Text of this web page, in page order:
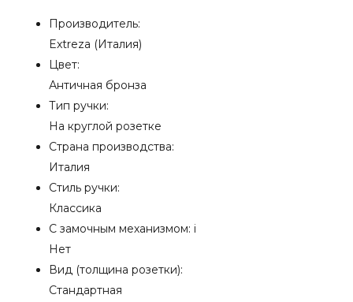
розетке
античная
бронза
Производитель:
Extreza (Италия)
Цвет:
Античная бронза
Тип ручки:
На круглой розетке
Страна производства:
Италия
Стиль ручки:
Классика
С замочным механизмом: i
Нет
Вид (толщина розетки):
Стандартная